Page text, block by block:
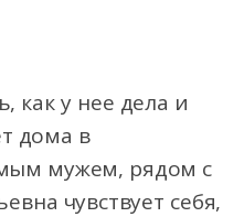
как у нее дела и
дома в
мужем, рядом с
чувствует себя,